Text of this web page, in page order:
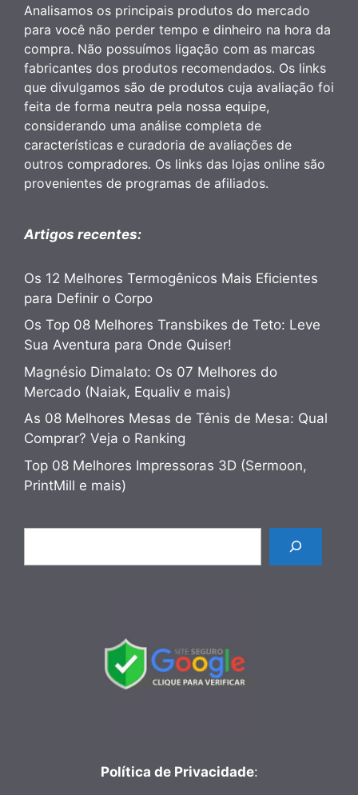
Analisamos os principais produtos do mercado
para você não perder tempo e dinheiro na hora da
compra. Não possuímos ligação com as marcas
fabricantes dos produtos recomendados. Os links
que divulgamos são de produtos cuja avaliação foi
feita de forma neutra pela nossa equipe,
considerando uma análise completa de
características e curadoria de avaliações de
outros compradores. Os links das lojas online são
provenientes de programas de afiliados.
Artigos recentes:
Os 12 Melhores Termogênicos Mais Eficientes
para Definir o Corpo
Os Top 08 Melhores Transbikes de Teto: Leve
Sua Aventura para Onde Quiser!
Magnésio Dimalato: Os 07 Melhores do
Mercado (Naiak, Equaliv e mais)
As 08 Melhores Mesas de Tênis de Mesa: Qual
Comprar? Veja o Ranking
Top 08 Melhores Impressoras 3D (Sermoon,
PrintMill e mais)
Política de Privacidade: